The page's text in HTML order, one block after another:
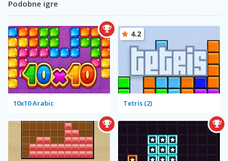
Podobne igre
10x10 Arabic Tetris (2)
4.2